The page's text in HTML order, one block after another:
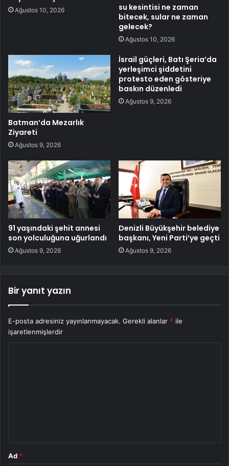
Ağustos 10, 2026
su kesintisi ne zaman
bitecek, sular ne zaman
gelecek?
Ağustos 10, 2026
Batman’da Mezarlık
Ziyareti
Ağustos 9, 2026
İsrail güçleri, Batı Şeria’da
yerleşimci şiddetini
protesto eden gösteriye
baskın düzenledi
Ağustos 9, 2026
91 yaşındaki şehit annesi
son yolculuğuna uğurlandı
Ağustos 9, 2026
Denizli Büyükşehir belediye
başkanı, Yeni Parti’ye geçti
Ağustos 9, 2026
Bir yanıt yazın
E-posta adresiniz yayınlanmayacak. Gerekli alanlar * ile
işaretlenmişlerdir
Ad *